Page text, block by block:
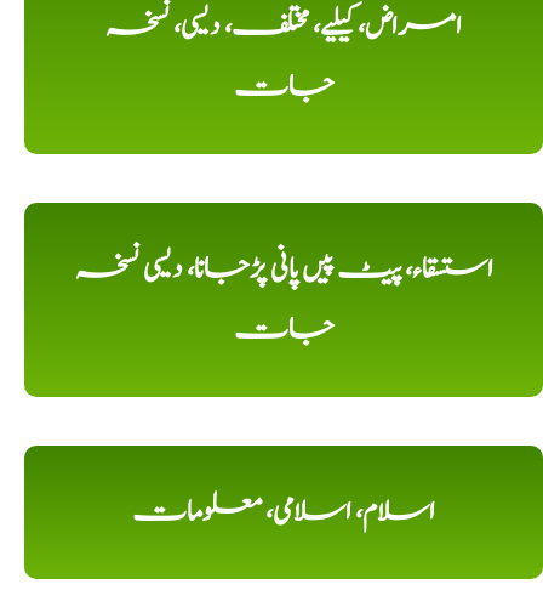
امراض، کیلیے، مختلف، دیسی، نسخہ
جات
استسقاء، پیٹ پیں پانی پڑجانا، دیسی نسخہ
جات
اسلام، اسلامی، معلومات